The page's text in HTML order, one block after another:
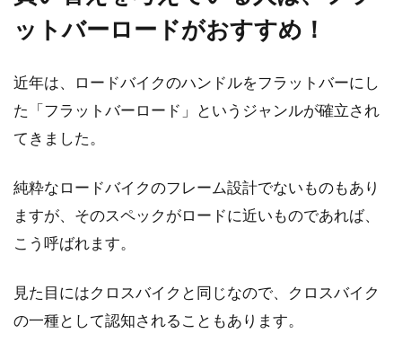
ットバーロードがおすすめ！
近年は、ロードバイクのハンドルをフラットバーにし
た「フラットバーロード」というジャンルが確立され
てきました。
純粋なロードバイクのフレーム設計でないものもあり
ますが、そのスペックがロードに近いものであれば、
こう呼ばれます。
見た目にはクロスバイクと同じなので、クロスバイク
の一種として認知されることもあります。